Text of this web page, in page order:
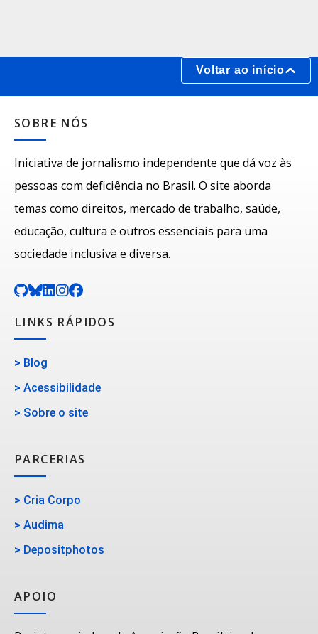
Voltar ao início
SOBRE NÓS
Iniciativa de jornalismo independente que dá voz às
pessoas com deficiência no Brasil. O site aborda
temas como direitos, mercado de trabalho, saúde,
educação, cultura e outros essenciais para uma
sociedade inclusiva e diversa.
LINKS RÁPIDOS
> Blog
> Acessibilidade
> Sobre o site
PARCERIAS
> Cria Corpo
> Audima
> Depositphotos
APOIO